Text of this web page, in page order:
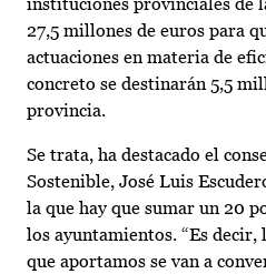
27,5 millones de euros para
actuaciones en materia de
concreto se destinarán 5,5
provincia.
Se trata, ha destacado el
Sostenible, José Luis
la que hay que sumar un 20
los ayuntamientos. “Es decir,
que aportamos se van a